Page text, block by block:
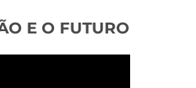
E O FUTURO